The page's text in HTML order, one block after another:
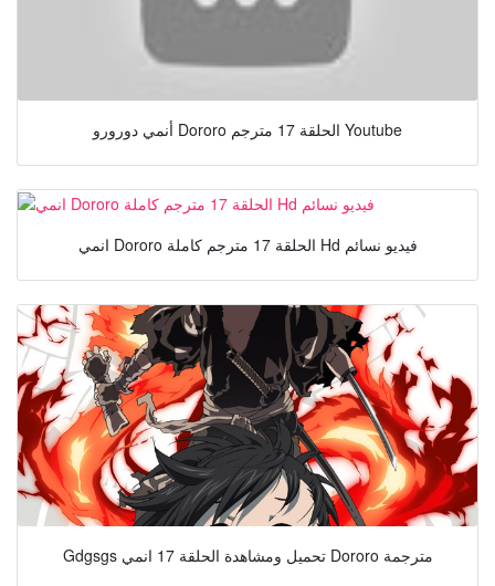
أنمي دورورو Dororo الحلقة 17 مترجم Youtube
انمي Dororo الحلقة 17 مترجم كاملة Hd فيديو نسائم
Gdgsgs تحميل ومشاهدة الحلقة 17 انمي Dororo مترجمة